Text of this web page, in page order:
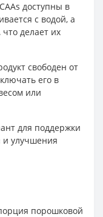
доступны в
с водой, а
делает их
свободен от
его в
или
для поддержки
и улучшения
порошковой